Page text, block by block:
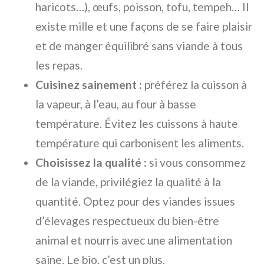
haricots…), œufs, poisson, tofu, tempeh… Il
existe mille et une façons de se faire plaisir
et de manger équilibré sans viande à tous
les repas.
Cuisinez sainement : préférez la cuisson à
la vapeur, à l’eau, au four à basse
température. Évitez les cuissons à haute
température qui carbonisent les aliments.
Choisissez la qualité : si vous consommez
de la viande, privilégiez la qualité à la
quantité. Optez pour des viandes issues
d’élevages respectueux du bien-être
animal et nourris avec une alimentation
saine. Le bio, c’est un plus.